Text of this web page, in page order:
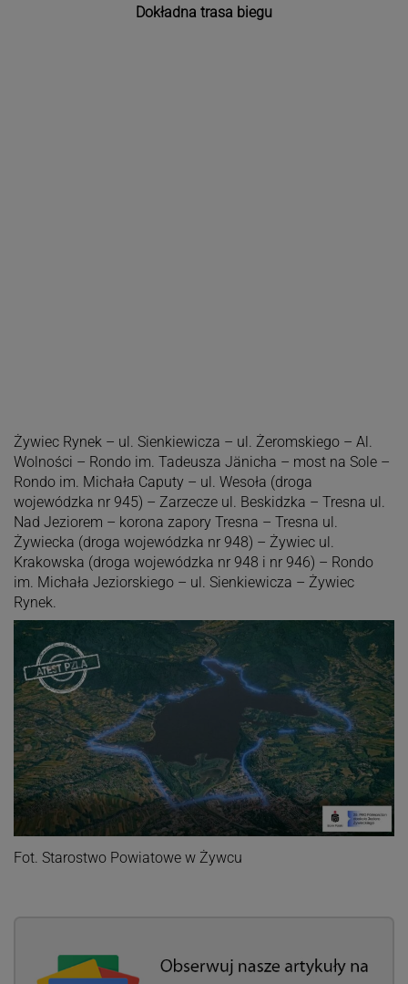
Dokładna trasa biegu
Żywiec Rynek – ul. Sienkiewicza – ul. Żeromskiego – Al.
Wolności – Rondo im. Tadeusza Jänicha – most na Sole –
Rondo im. Michała Caputy – ul. Wesoła (droga
wojewódzka nr 945) – Zarzecze ul. Beskidzka – Tresna ul.
Nad Jeziorem – korona zapory Tresna – Tresna ul.
Żywiecka (droga wojewódzka nr 948) – Żywiec ul.
Krakowska (droga wojewódzka nr 948 i nr 946) – Rondo
im. Michała Jeziorskiego – ul. Sienkiewicza – Żywiec
Rynek.
Fot. Starostwo Powiatowe w Żywcu